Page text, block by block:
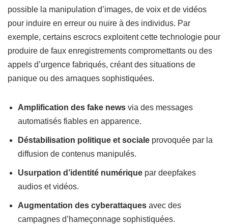
possible la manipulation d’images, de voix et de vidéos
pour induire en erreur ou nuire à des individus. Par
exemple, certains escrocs exploitent cette technologie pour
produire de faux enregistrements compromettants ou des
appels d’urgence fabriqués, créant des situations de
panique ou des arnaques sophistiquées.
Amplification des fake news via des messages
automatisés fiables en apparence.
Déstabilisation politique et sociale provoquée par la
diffusion de contenus manipulés.
Usurpation d’identité numérique par deepfakes
audios et vidéos.
Augmentation des cyberattaques avec des
campagnes d’hameçonnage sophistiquées.